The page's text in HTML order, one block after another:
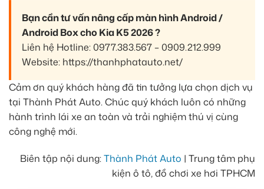
Bạn cần tư vấn nâng cấp màn hình Android /
Android Box cho Kia K5 2026 ?
Liên hệ Hotline: 0977.383.567 – 0909.212.999
Website: https://thanhphatauto.net/
Cảm ơn quý khách hàng đã tin tưởng lựa chọn dịch vụ
tại Thành Phát Auto. Chúc quý khách luôn có những
hành trình lái xe an toàn và trải nghiệm thú vị cùng
công nghệ mới.
Biên tập nội dung:Thành Phát Auto | Trung tâm phụ
kiện ô tô, đồ chơi xe hơi TPHCM